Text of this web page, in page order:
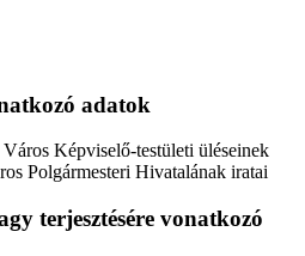
adatok
Képviselő-testületi üléseinek
Polgármesteri Hivatalának iratai
terjesztésére vonatkozó